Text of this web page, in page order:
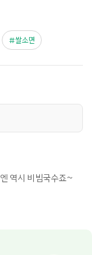
쌀소면
역시 비빔국수죠~